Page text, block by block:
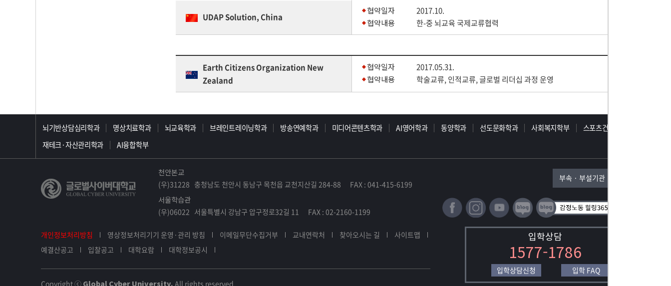
UDAP Solution, China
협약일자
협약내용
2017.10.
한-중 뇌교육 국제교류협력
Earth Citizens Organization New
Zealand
협약일자
협약내용
2017.05.31.
학술교류, 인적교류, 글로벌 리더십 과정 운영
뇌기반상담심리학과 명상치료학과 뇌교육학과 브레인트레이닝학과 방송연예학과 미디어콘텐츠학과 AI영어학과 동양학과 선도문화학과 사회복지학부
스포츠건강학부
재테크·자산관리학과
AI융합학부
천안본교
(우)31228 충청남도 천안시 동남구 목천읍 교천지산길 284-88 FAX : 041-415-6199
서울학습관
(우)06022 서울특별시 강남구 압구정로32길 11 FAX : 02-2160-1199
개인정보처리방침 영상정보처리기기 운영·관리 방침 이메일무단수집거부 교내연락처 찾아오시는 길
사이트맵
예결산공고
입찰공고 대학요람 대학정보공시
부속 · 부설기관
입학상담
1577-1786
입학상담신청
입학 FAQ
Copyright ⓒ Global Cyber University. All rights reserved.